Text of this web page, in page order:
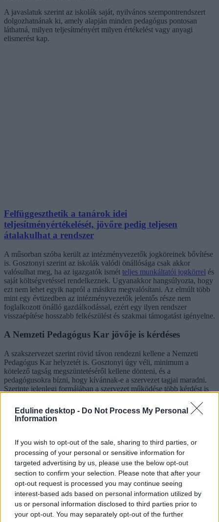
Eduline desktop - Do Not Process My Personal
Information
If you wish to opt-out of the sale, sharing to third parties, or
processing of your personal or sensitive information for
targeted advertising by us, please use the below opt-out
section to confirm your selection. Please note that after your
opt-out request is processed you may continue seeing
interest-based ads based on personal information utilized by
us or personal information disclosed to third parties prior to
your opt-out. You may separately opt-out of the further
A javaslatuk szerint az iskolák saját, nyilvános szempontrendszert
dolgozhatnának ki, amely alapján minden pedagógus pontosan
láthatná, milyen teljesítményért milyen értékelést vagy anyagi
elismerést kap.
Felfüggeszthetik a tanárok idei
teljesítményértékelését, jövőre pedig teljesen
átalakulhat a rendszer
A műsorban szóba került az intézményvezetők jogköreinek bővítése
is. Gosztonyi szerint az iskolák valódi önállósága csak akkor
valósulhat meg, ha az igazgatók ismét teljes munkáltatói jogkörrel és
saját költségvetéssel rendelkeznek. Ugyanakkor hangsúlyozta, hogy
ezt nem lehet egyik napról a másikra megvalósítani. Az elmúlt több
mint egy évtizedben az intézményvezetők jelentős része nem
foglalkozott önálló gazdálkodással, ezért egy ilyen rendszer
visszaépítése hosszabb felkészülést és szakmai támogatást igényelne.
A Nemzeti Pedagógus Kar jövője is kérdéses
A szakszervezet szerint rövid távon rendezni kellene a Nemzeti
Pedagógus Kar helyzetét is. Gosztonyi úgy véli, minimum a
kötelező tagság megszüntetéséről kellene dönteni, és a
pedagógusokra bízni, hogy kívánnak-e a szervezet tagjai maradni.
Szerinte jelenlegi formájában a szervezet működése több kérdést is
A pénteki egyeztetés egyik célja éppen az lesz, hogy az oktatási
kormányzat és a szakmai szervezetek közösen állítsanak fel egy
hogy a következő hetekben már konkrétabb menetrend rajzolódik ki
az oktatás legégetőbb problémáinak kezelésére.
Nyitóképünk forrása: Nyugat.hu/Vágvölgyi Bálint
Sorban követelik vissza az önkormányzatok az
iskoláikat